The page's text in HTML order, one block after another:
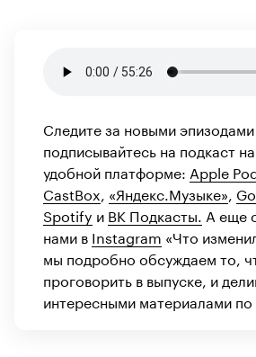
Следите за новыми
подписывайтесь на подкаст
удобной платформе: Apple
CastBox «Яндекс.Музыке»
Spotify и ВК Подкасты. А еще
нами в Instagram «Что
мы подробно обсуждаем то,
проговорить в выпуске, и
интересными материалами по